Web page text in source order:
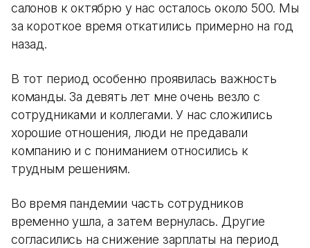
салонов к октябрю у нас осталось около 500. Мы
за короткое время откатились примерно на год
назад.
В тот период особенно проявилась важность
команды. За девять лет мне очень везло с
сотрудниками и коллегами. У нас сложились
хорошие отношения, люди не предавали
компанию и с пониманием относились к
трудным решениям.
Во время пандемии часть сотрудников
временно ушла, а затем вернулась. Другие
согласились на снижение зарплаты на период